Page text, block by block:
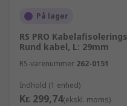
På lager
RS PRO
Rund kabel, L: 29mm
RS-varenummer 262-0151
Indhold (1 enhed)
Kr. 299,74(ekskl. moms)